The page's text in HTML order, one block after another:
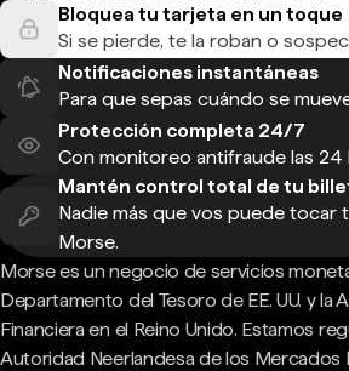
Bloquea tu tarjeta en un toque
Si se pierde, te la roban o
Notificaciones instantáneas
Para que sepas cuándo se
Protección completa 24/7
Con monitoreo antifraude las 24
Mantén control total de tu
Nadie más que vos puede tocar
Morse.
Morse es un negocio de servicios
Departamento del Tesoro de EE. UU. y
Financiera en el Reino Unido. Estamos
Autoridad Neerlandesa de los Mercados